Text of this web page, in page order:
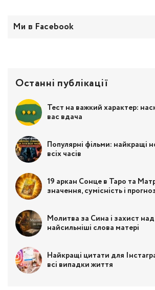
Ми в Facebook
Останні публікації
Тест на важкий характер:
вас вдача
Популярні фільми: найкращі
всіх часів
19 аркан Сонце в Таро та
значення, сумісність і
Молитва за Сина і захист
найсильніші слова матері
Найкращі цитати для
всі випадки життя